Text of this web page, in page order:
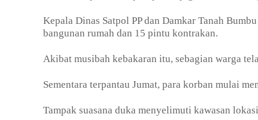
Kepala Dinas Satpol PP dan Damkar Tanah
bangunan rumah dan 15 pintu kontrakan.
Akibat musibah kebakaran itu, sebagian warga
Sementara terpantau Jumat, para korban mulai
Tampak suasana duka menyelimuti kawasan